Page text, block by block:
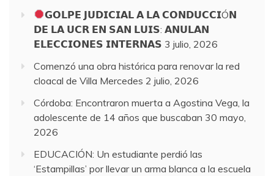
𝗚𝗢𝗟𝗣𝗘 𝗝𝗨𝗗𝗜𝗖𝗜𝗔𝗟 𝗔 𝗟𝗔 𝗖𝗢𝗡𝗗𝗨𝗖𝗖𝗜Ó𝗡
𝗗𝗘 𝗟𝗔 𝗨𝗖𝗥 𝗘𝗡 𝗦𝗔𝗡 𝗟𝗨𝗜𝗦: 𝗔𝗡𝗨𝗟𝗔𝗡
𝗘𝗟𝗘𝗖𝗖𝗜𝗢𝗡𝗘𝗦 𝗜𝗡𝗧𝗘𝗥𝗡𝗔𝗦 3 julio, 2026
Comenzó una obra histórica para renovar la red
cloacal de Villa Mercedes 2 julio, 2026
Córdoba: Encontraron muerta a Agostina Vega, la
adolescente de 14 años que buscaban 30 mayo,
2026
EDUCACIÓN: Un estudiante perdió las
‘Estampillas’ por llevar un arma blanca a la escuela